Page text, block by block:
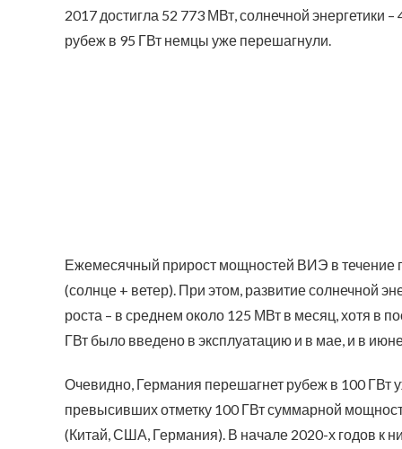
2017 достигла 52 773 МВт, солнечной энергетики
рубеж в 95 ГВт немцы уже перешагнули.
Ежемесячный прирост мощностей ВИЭ в течение
(солнце + ветер). При этом, развитие солнечной
роста – в среднем около 125 МВт в месяц, хотя в
ГВт было введено в эксплуатацию и в мае, и в
Очевидно, Германия перешагнет рубеж в 100 ГВт
превысивших отметку 100 ГВт суммарной
(Китай, США, Германия). В начале 2020-х годов к